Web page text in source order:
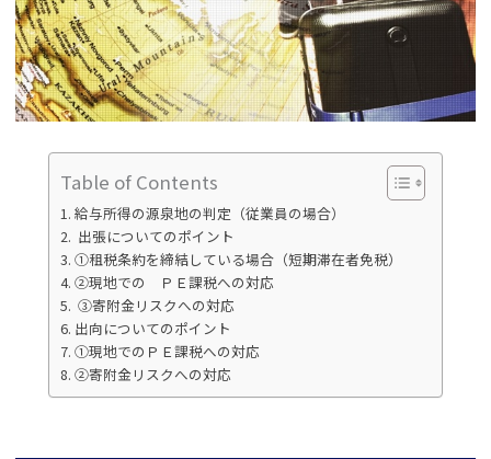
Table of Contents
給与所得の源泉地の判定（従業員の場合）
出張についてのポイント
①租税条約を締結している場合（短期滞在者免税）
②現地での ＰＥ課税への対応
③寄附金リスクへの対応
出向についてのポイント
①現地でのＰＥ課税への対応
②寄附金リスクへの対応